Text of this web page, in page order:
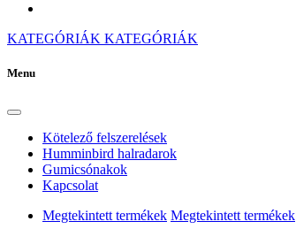
KATEGÓRIÁK KATEGÓRIÁK
Menu
Kötelező felszerelések
Humminbird halradarok
Gumicsónakok
Kapcsolat
Megtekintett termékek Megtekintett termékek